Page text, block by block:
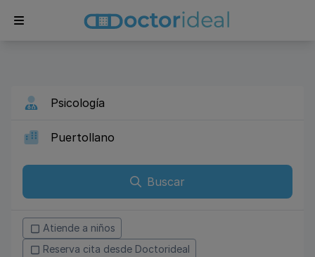
Buscar
Atiende a niños
Reserva cita desde Doctorideal